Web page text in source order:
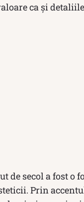
ca și
secol a fost o
Prin